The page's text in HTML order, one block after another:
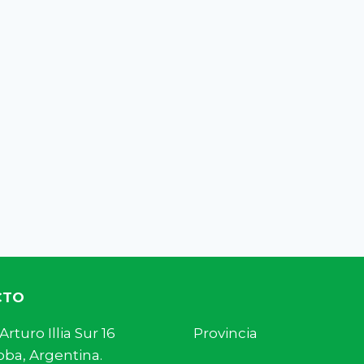
Arturo Illia Sur 16 Provincia
Argentina.